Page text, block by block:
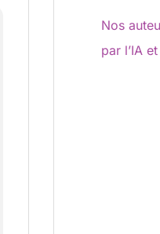
Nos
par l’IA